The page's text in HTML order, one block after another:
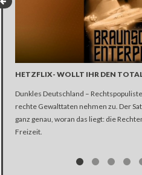
HETZFLIX- WOLLT IHR DEN
Dunkles Deutschland –
rechte Gewalttaten nehmen zu. Der
ganz genau, woran das liegt: die
Freizeit.